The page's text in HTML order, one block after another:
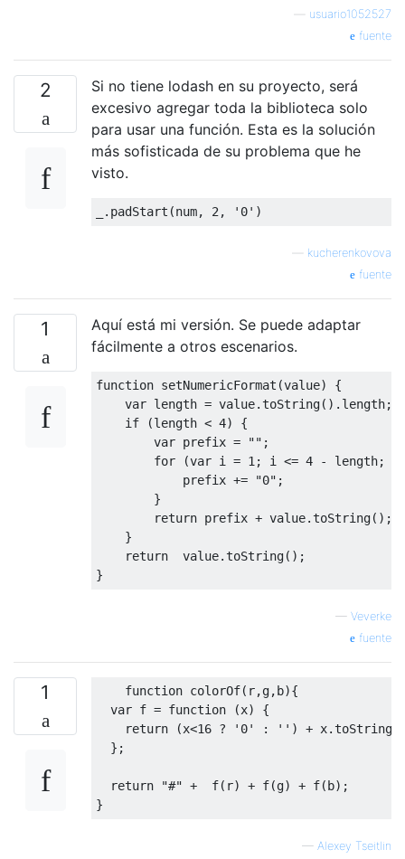
usuario1052527
fuente
2
Si no tiene lodash en su proyecto, será
excesivo agregar toda la biblioteca solo
para usar una función. Esta es la solución
más sofisticada de su problema que he
visto.
. padStart (num, 2 , '0' )
kucherenkovova
fuente
1
Aquí está mi versión. Se puede adaptar
fácilmente a otros escenarios.
function setNumericFormat (value)
{
var length = value.toString(). length;
if
(length < 4)
{
var prefix = "" ;
for
(var i = 1 ; i <= 4 - length;
            prefix
+= "0" ;
}
return prefix + value.toString();
}
return
  value
.toString();
}
— Veverke
fuente
1 function colorOf( r,g,b){
var f = function (x)
{
return
(x<16 ? '0' : '' ) + x.toString
};
return "#" +
  f
( r) + f(g) + f(b);
}
— Alexey Tseitlin